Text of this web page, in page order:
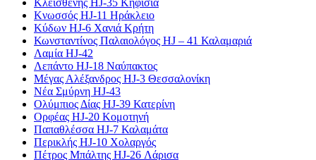
Κλεισθένης HJ-35 Κηφισιά
Κνωσσός HJ-11 Ηράκλειο
Κύδων HJ-6 Χανιά Κρήτη
Κωνσταντίνος Παλαιολόγος HJ – 41 Καλαμαριά
Λαμία HJ-42
Λεπάντο HJ-18 Ναύπακτος
Μέγας Αλέξανδρος HJ-3 Θεσσαλονίκη
Νέα Σμύρνη HJ-43
Ολύμπιος Δίας HJ-39 Κατερίνη
Ορφέας HJ-20 Κομοτηνή
Παπαθλέσσα HJ-7 Καλαμάτα
Περικλής HJ-10 Χολαργός
Πέτρος Μπάλτης HJ-26 Λάρισα